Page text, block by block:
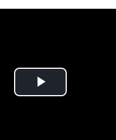
Play Video